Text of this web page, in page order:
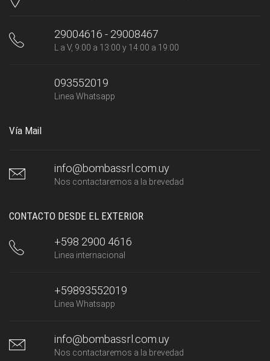
29004616 - 29008467
L a V, 9:00 a 13:00 y 14:00 a 19:00
093552019
Linea Whatsapp
Vía Mail
info@bombassrl.com.uy
Nos contactaremos a la brevedad
CONTACTO DESDE EL EXTERIOR
+598 2900 4616
Linea internacional
+59893552019
Linea Whatsapp
info@bombassrl.com.uy
Nos contactaremos a la brevedad